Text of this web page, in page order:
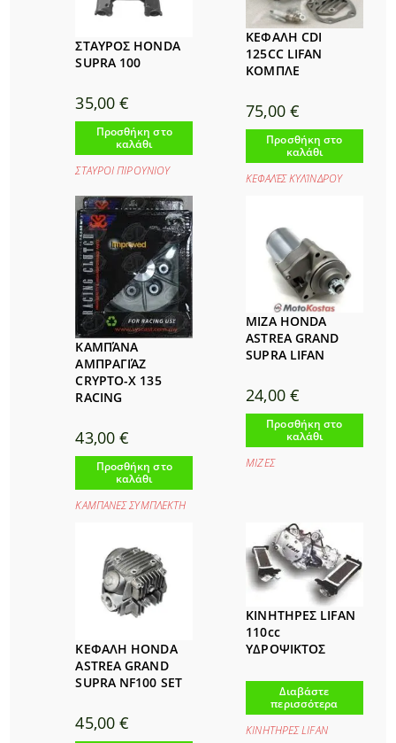
ΣΤΑΥΡΟΣ HONDA
SUPRA 100
35,00€
Προσθήκη στο
καλάθι
ΣΤΑΥΡΟΙ ΠΙΡΟΥΝΙΟΥ
ΚΕΦΑΛΗ CDI
125CC LIFAN
ΚΟΜΠΛΕ
75,00 €
Προσθήκη στο
καλάθι
ΚΕΦΑΛΈΣ ΚΥΛΊΝΔΡΟΥ
ΚΑΜΠΆΝΑ
ΑΜΠΡΑΓΙΆΖ
CRYPTO-X 135
RACING
43,00€
Προσθήκη στο
καλάθι
ΚΑΜΠΑΝΕΣ ΣΥΜΠΛΕΚΤΗ
ΜΙΖΑ HONDA
ASTREA GRAND
SUPRA LIFAN
24,00 €
Προσθήκη στο
καλάθι
ΜΙΖΕΣ
ΚΕΦΑΛΗ HONDA
ASTREA GRAND
SUPRA NF100 SET
45,00€
ΚΙΝΗΤΗΡΕΣ LIFAN
110cc
ΥΔΡΟΨΙΚΤΟΣ
Διαβάστε
περισσότερα
ΚΙΝΗΤΗΡΕΣ LIFAΝ